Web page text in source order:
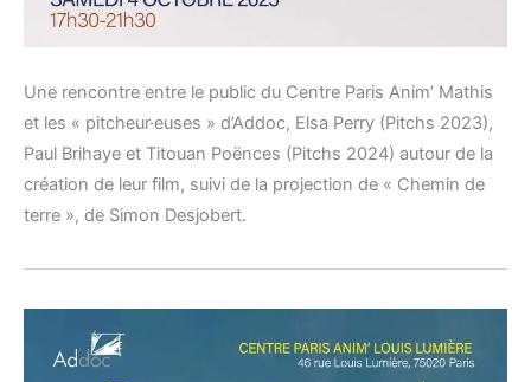
Une rencontre entre le public du Centre Paris Anim’ Mathis
et les « pitcheur·euses » d’Addoc, Elsa Perry (Pitchs 2023),
Paul Brihaye et Titouan Poënces (Pitchs 2024) autour de la
création de leur film, suivi de la projection de « Chemin de
terre », de Simon Desjobert.